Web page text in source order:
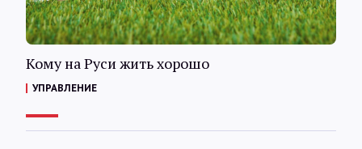
Кому на Руси жить хорошо
УПРАВЛЕНИЕ